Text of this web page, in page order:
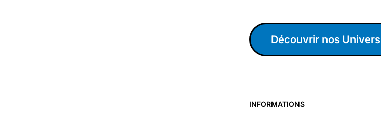
Découvrir nos Univers
INFORMATIONS